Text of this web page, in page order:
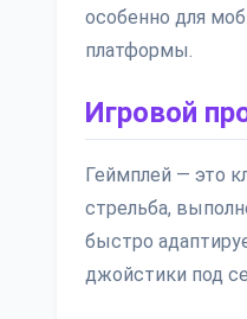
особенно для
платформы.
Игровой
Геймплей — это
стрельба,
быстро
джойстики под